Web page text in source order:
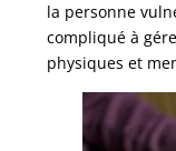
la personne
compliqué à
physiques et